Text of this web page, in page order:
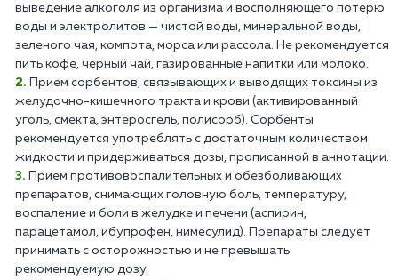
выведение алкоголя из организма и восполняющего потерю
воды и электролитов — чистой воды, минеральной воды,
зеленого чая, компота, морса или рассола. Не рекомендуется
пить кофе, черный чай, газированные напитки или молоко.
Прием сорбентов, связывающих и выводящих токсины из
желудочно-кишечного тракта и крови (активированный
уголь, смекта, энтеросгель, полисорб). Сорбенты
рекомендуется употреблять с достаточным количеством
жидкости и придерживаться дозы, прописанной в аннотации.
Прием противовоспалительных и обезболивающих
препаратов, снимающих головную боль, температуру,
воспаление и боли в желудке и печени (аспирин,
парацетамол, ибупрофен, нимесулид). Препараты следует
принимать с осторожностью и не превышать
рекомендуемую дозу.